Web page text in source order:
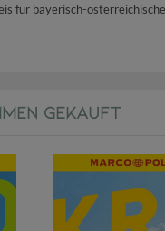
für bayerisch-
GEKAUFT